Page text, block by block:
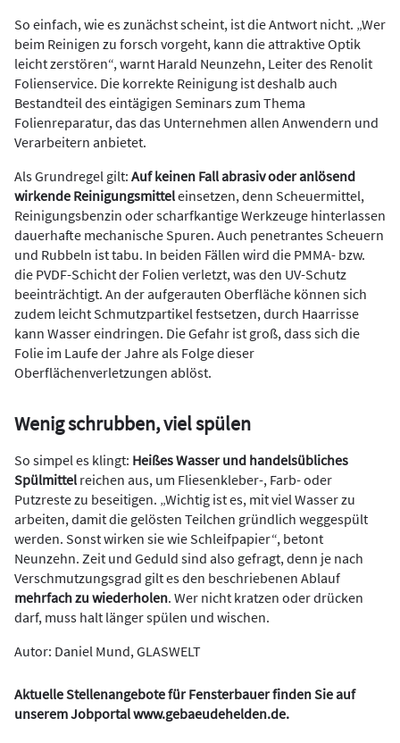
So einfach, wie es zunächst scheint, ist die Antwort nicht. „Wer
beim Reinigen zu forsch vorgeht, kann die attraktive Optik
leicht zerstören“, warnt Harald Neunzehn, Leiter des Renolit
Folienservice. Die korrekte Reinigung ist deshalb auch
Bestandteil des eintägigen Seminars zum Thema
Folienreparatur, das das Unternehmen allen Anwendern und
Verarbeitern anbietet.
Als Grundregel gilt: Auf keinen Fall abrasiv oder anlösend
wirkende Reinigungsmitteleinsetzen, denn Scheuermittel,
Reinigungsbenzin oder scharfkantige Werkzeuge hinterlassen
dauerhafte mechanische Spuren. Auch penetrantes Scheuern
und Rubbeln ist tabu. In beiden Fällen wird die PMMA- bzw.
die PVDF-Schicht der Folien verletzt, was den UV-Schutz
beeinträchtigt. An der aufgerauten Oberfläche können sich
zudem leicht Schmutzpartikel festsetzen, durch Haarrisse
kann Wasser eindringen. Die Gefahr ist groß, dass sich die
Folie im Laufe der Jahre als Folge dieser
Oberflächenverletzungen ablöst.
Wenig schrubben, viel spülen
So simpel es klingt: Heißes Wasser und handelsübliches
Spülmittel reichen aus, um Fliesenkleber-, Farb- oder
Putzreste zu beseitigen. „Wichtig ist es, mit viel Wasser zu
arbeiten, damit die gelösten Teilchen gründlich weggespült
werden. Sonst wirken sie wie Schleifpapier“, betont
Neunzehn. Zeit und Geduld sind also gefragt, denn je nach
Verschmutzungsgrad gilt es den beschriebenen Ablauf
mehrfach zu wiederholen. Wer nicht kratzen oder drücken
darf, muss halt länger spülen und wischen.
Autor: Daniel Mund, GLASWELT
Aktuelle Stellenangebote für Fensterbauer finden Sie auf
unserem Jobportalwww.gebaeudehelden.de.